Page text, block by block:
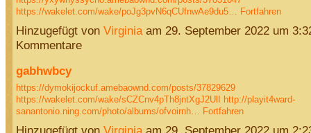
https://wakelet.com/wake/poJg3pvN6qCUfnwAe9du5… Fortfahren
Hinzugefügt von Virginiaam 29. September 2022 um
Kommentare
gabhwbcy
https://dymokijockuf.amebaownd.com/posts/37829629
https://wakelet.com/wake/sCZCnv4pTh8jntXgJ2UlI
http://playit4ward-
sanantonio.ning.com/photo/albums/ofvoirnh… Fortfahren